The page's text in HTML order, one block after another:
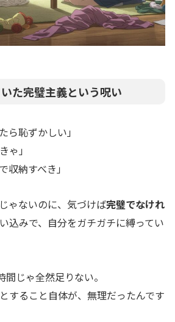
た完璧主義という呪い
ら恥ずかしい」
ゃ」
収納すべき」
ゃないのに、気づけば完璧でなけれ
込みで、自分をガチガチに縛ってい
じゃ全然足りない。
すること自体が、無理だったんです